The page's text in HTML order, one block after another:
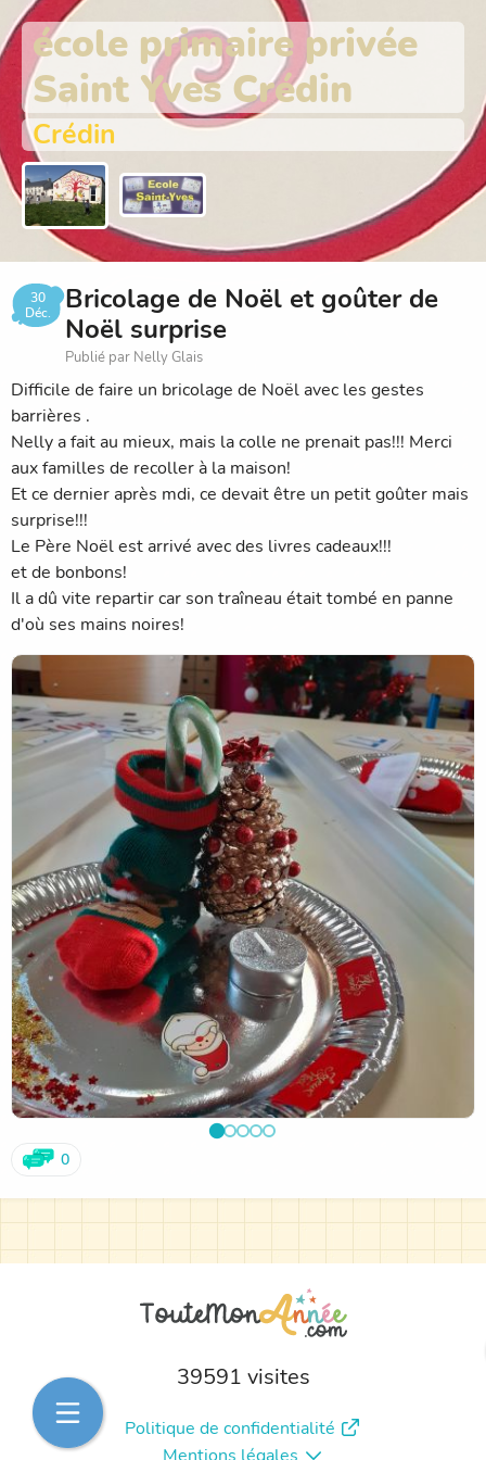
école primaire privée
Saint Yves Crédin
Crédin
30
Déc.
Bricolage de Noël et goûter de
Noël surprise
Publié par Nelly Glais
Difficile de faire un bricolage de Noël avec les gestes
barrières .
Nelly a fait au mieux, mais la colle ne prenait pas!!! Merci
aux familles de recoller à la maison!
Et ce dernier après mdi, ce devait être un petit goûter mais
surprise!!!
Le Père Noël est arrivé avec des livres cadeaux!!!
et de bonbons!
Il a dû vite repartir car son traîneau était tombé en panne
d'où ses mains noires!
0
39591 visites
Politique de confidentialité